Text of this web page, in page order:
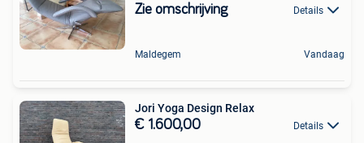
Zie omschrijving Details
Maldegem Vandaag
Jori Yoga Design Relax
€ 1.600,00 Details